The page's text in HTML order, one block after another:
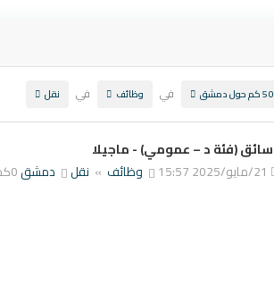
50 كم حول دمشق في وظائف في نقل
سائق (فئة د – عمومي) - ماجيلا
وظائف » نقل دمشق0كم